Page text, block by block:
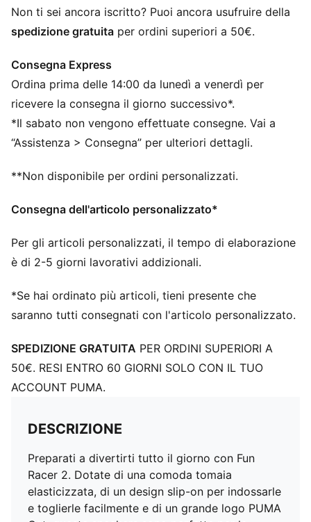
Tomaia in tessuto
Design slip-on
Loghi PUMA
Loghi PUMA
PUMA per bambini: consigliato per bambini dai
quattro agli otto anni
Non ti sei ancora iscritto? Puoi ancora usufruire della
spedizione gratuita per ordini superiori a 50€.
Consegna Express
Ordina prima delle 14:00 da lunedì a venerdì per
ricevere la consegna il giorno successivo*.
*Il sabato non vengono effettuate consegne. Vai a
“Assistenza > Consegna” per ulteriori dettagli.
**Non disponibile per ordini personalizzati.
Consegna dell'articolo personalizzato*
Per gli articoli personalizzati, il tempo di elaborazione
è di 2-5 giorni lavorativi addizionali.
*Se hai ordinato più articoli, tieni presente che
saranno tutti consegnati con l'articolo personalizzato.
SPEDIZIONE GRATUITA PER ORDINI SUPERIORI A
50€. RESI ENTRO 60 GIORNI SOLO CON IL TUO
ACCOUNT PUMA.
DESCRIZIONE
Preparati a divertirti tutto il giorno con Fun
Racer 2. Dotate di una comoda tomaia
elasticizzata, di un design slip-on per indossarle
e toglierle facilmente e di un grande logo PUMA